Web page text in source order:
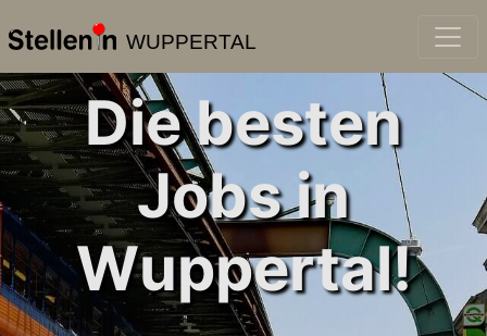
WUPPERTAL
Die besten
Jobs in
Wuppertal!